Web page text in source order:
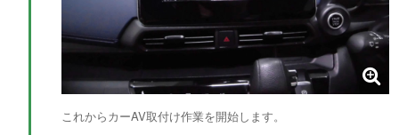
これからカーAV取付け作業を開始します。